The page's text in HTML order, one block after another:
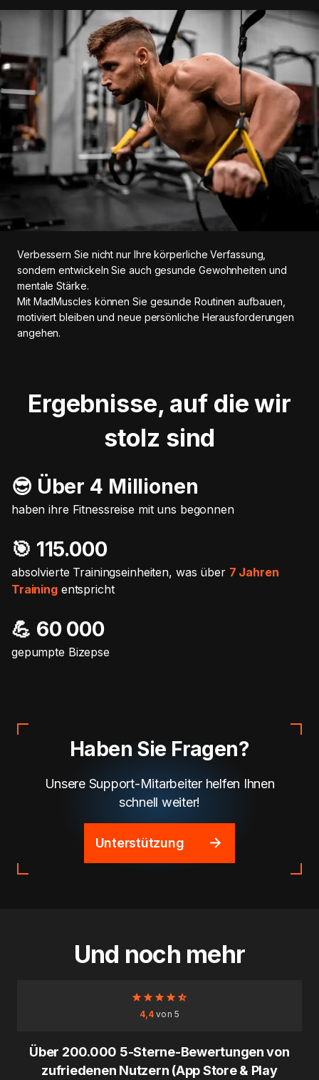
Verbessern Sie nicht nur Ihre körperliche Verfassung,
sondern entwickeln Sie auch gesunde Gewohnheiten und
mentale Stärke.
Mit MadMuscles können Sie gesunde Routinen aufbauen,
motiviert bleiben und neue persönliche Herausforderungen
angehen.
Ergebnisse, auf die wir
stolz sind
😎 Über 4 Millionen
haben ihre Fitnessreise mit uns begonnen
🎯️ 115.000
absolvierte Trainingseinheiten, was über 7 Jahren
Trainingentspricht
💪 60 000
gepumpte Bizepse
Haben Sie Fragen?
Unsere Support-Mitarbeiter helfen Ihnen
schnell weiter!
Unterstützung
Und noch mehr
4,4 von 5
Über 200.000 5-Sterne-Bewertungen von
zufriedenen Nutzern (App Store & Play